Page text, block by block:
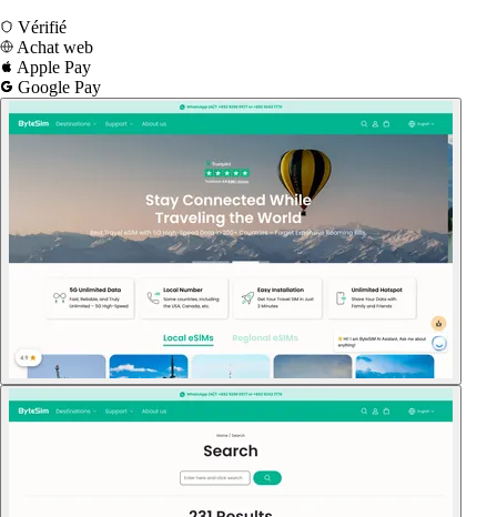
Vérifié
Achat web
Apple Pay
Google Pay